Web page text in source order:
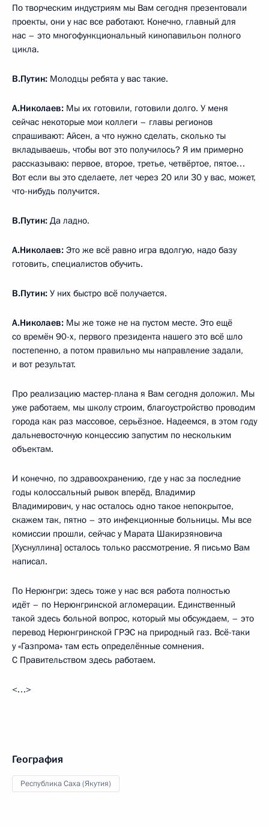
По творческим индустриям мы Вам сегодня презентовали
проекты, они у нас все работают. Конечно, главный для
нас – это многофункциональный кинопавильон полного
цикла.
В.Путин: Молодцы ребята у вас такие.
А.Николаев: Мы их готовили, готовили долго. У меня
сейчас некоторые мои коллеги – главы регионов
спрашивают: Айсен, а что нужно сделать, сколько ты
вкладываешь, чтобы вот это получилось? Я им примерно
рассказываю: первое, второе, третье, четвёртое, пятое…
Вот если вы это сделаете, лет через 20 или 30 у вас, может,
что-нибудь получится.
В.Путин: Да ладно.
А.Николаев: Это же всё равно игра вдолгую, надо базу
готовить, специалистов обучить.
В.Путин: У них быстро всё получается.
А.Николаев: Мы же тоже не на пустом месте. Это ещё
со времён 90-х, первого президента нашего это всё шло
постепенно, а потом правильно мы направление задали,
и вот результат.
Про реализацию мастер-плана я Вам сегодня доложил. Мы
уже работаем, мы школу строим, благоустройство проводим
города как раз массовое, серьёзное. Надеемся, в этом году
дальневосточную концессию запустим по нескольким
объектам.
И конечно, по здравоохранению, где у нас за последние
годы колоссальный рывок вперёд, Владимир
Владимирович, у нас осталось одно такое непокрытое,
скажем так, пятно – это инфекционные больницы. Мы все
комиссии прошли, сейчас у Марата Шакирзяновича
[Хуснуллина] осталось только рассмотрение. Я письмо Вам
написал.
По Нерюнгри: здесь тоже у нас вся работа полностью
идёт – по Нерюнгринской агломерации. Единственный
такой здесь больной вопрос, который мы обсуждаем, – это
перевод Нерюнгринской ГРЭС на природный газ. Всё-таки
у «Газпрома» там есть определённые сомнения.
С Правительством здесь работаем.
<…>
География
Республика Саха (Якутия)